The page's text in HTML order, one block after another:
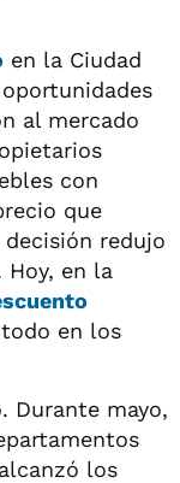
en la Ciudad
al mercado
con
que
redujo
Hoy, en la
en los
Durante mayo,
los